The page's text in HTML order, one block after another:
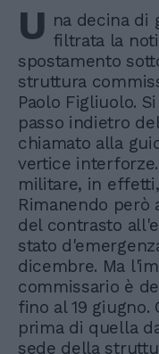
U na decina di
filtrata la
spostamento
struttura
Paolo Figliuolo.
passo indietro
chiamato alla
vertice
militare, in
Rimanendo però
del contrasto
stato
dicembre. Ma
commissario è
fino al 19 giugno.
prima di quella
sede della